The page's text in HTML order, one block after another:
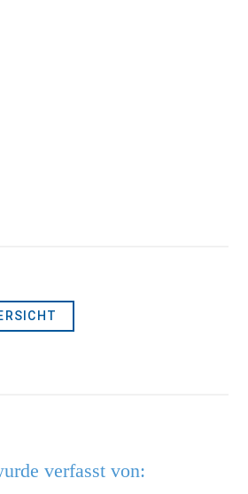
verfasst von: